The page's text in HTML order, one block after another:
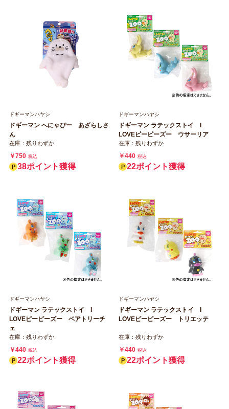
ドギーマンハヤシ
ドギーマン へにゃぴー あざらしさ
ん
在庫：残りわずか
￥750 税込
38ポイント獲得
ドギーマンハヤシ
ドギーマン ラテックストイ I
LOVEピーピーズー ウサーリア
在庫：残りわずか
￥440 税込
22ポイント獲得
ドギーマンハヤシ
ドギーマン ラテックストイ I
LOVEピーピーズー ベアトリーチ
ェ
在庫：残りわずか
￥440 税込
22ポイント獲得
ドギーマンハヤシ
ドギーマン ラテックストイ I
LOVEピーピーズー トリエッテ
在庫：残りわずか
￥440 税込
22ポイント獲得